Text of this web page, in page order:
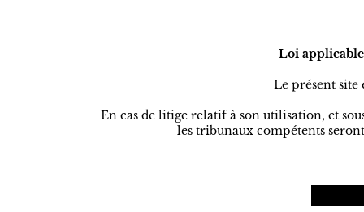
Loi
Le présent site
En cas de litige relatif à son utilisation, et
les tribunaux compétents